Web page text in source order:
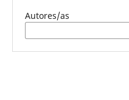
Autores/as